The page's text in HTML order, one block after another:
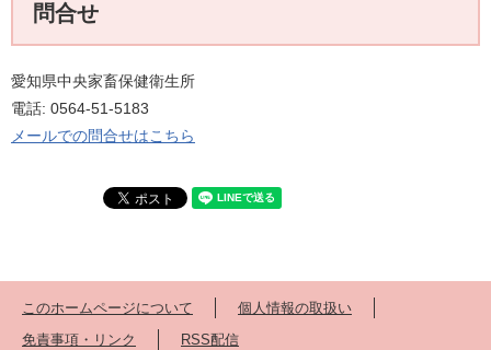
問合せ
愛知県中央家畜保健衛生所
電話: 0564-51-5183
メールでの問合せはこちら
このホームページについて
個人情報の取扱い
免責事項・リンク
RSS配信